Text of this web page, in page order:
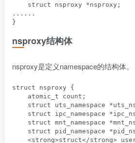
......
nsproxy结构体
nsproxy是定义namespace的结构体。
struct nsproxy {